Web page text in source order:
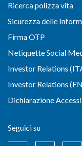
Ricerca polizza vita
Sicurezza delle
Firma OTP
Netiquette Social
Investor Relations
Investor Relations
Dichiarazione
Seguici su